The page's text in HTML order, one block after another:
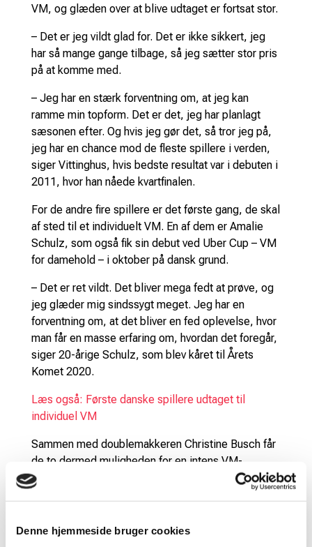
Denne hjemmeside bruger cookies
VM, og glæden over at blive udtaget er fortsat stor.
– Det er jeg vildt glad for. Det er ikke sikkert, jeg
har så mange gange tilbage, så jeg sætter stor pris
på at komme med.
– Jeg har en stærk forventning om, at jeg kan
ramme min topform. Det er det, jeg har planlagt
sæsonen efter. Og hvis jeg gør det, så tror jeg på,
jeg har en chance mod de fleste spillere i verden,
siger Vittinghus, hvis bedste resultat var i debuten i
2011, hvor han nåede kvartfinalen.
For de andre fire spillere er det første gang, de skal
af sted til et individuelt VM. En af dem er Amalie
Schulz, som også fik sin debut ved Uber Cup – VM
for damehold – i oktober på dansk grund.
– Det er ret vildt. Det bliver mega fedt at prøve, og
jeg glæder mig sindssygt meget. Jeg har en
forventning om, at det bliver en fed oplevelse, hvor
man får en masse erfaring om, hvordan det foregår,
siger 20-årige Schulz, som blev kåret til Årets
Komet 2020.
Læs også: Første danske spillere udtaget til
individuel VM
Sammen med doublemakkeren Christine Busch får
de to dermed muligheden for en intens VM-
træning, hvor de kan få trænet en masse sammen.
– Det bliver sjovt at komme med til VM. Jeg tror
det, så jeg er overrasket og glæder mig meget til